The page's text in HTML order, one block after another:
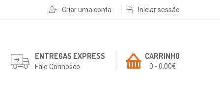
Criar uma conta Iniciar sessão
CARRINHO
0 - 0,00€
ENTREGAS EXPRESS
Fale Connosco